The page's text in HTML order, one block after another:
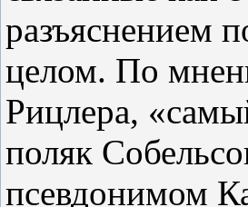
разъяснением
целом. По
Рицлера,
поляк
псевдонимом